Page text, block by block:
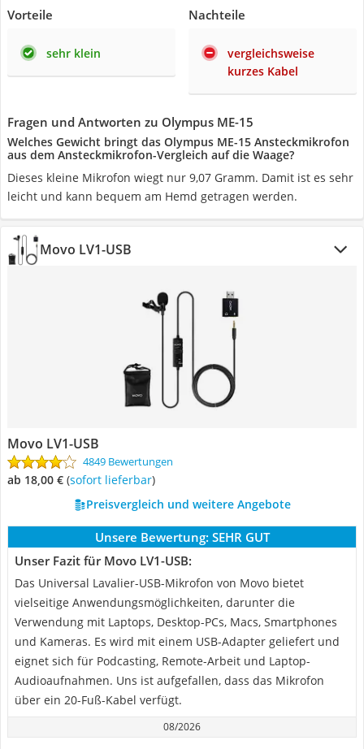
Vorteile
sehr klein
Nachteile
vergleichsweise
kurzes Kabel
Fragen und Antworten zu Olympus ME-15
Welches Gewicht bringt das Olympus ME-15 Ansteckmikrofon
aus dem Ansteckmikrofon-Vergleich auf die Waage?
Dieses kleine Mikrofon wiegt nur 9,07 Gramm. Damit ist es sehr
leicht und kann bequem am Hemd getragen werden.
Movo LV1-USB
Movo LV1-USB
4849 Bewertungen
ab 18,00 € ( Sofort lieferbar)
Preisvergleich und weitere Angebote
Unsere Bewertung: SEHR GUT
Unser Fazit für Movo LV1-USB:
Das Universal Lavalier-USB-Mikrofon von Movo bietet
vielseitige Anwendungsmöglichkeiten, darunter die
Verwendung mit Laptops, Desktop-PCs, Macs, Smartphones
und Kameras. Es wird mit einem USB-Adapter geliefert und
eignet sich für Podcasting, Remote-Arbeit und Laptop-
Audioaufnahmen. Uns ist aufgefallen, dass das Mikrofon
über ein 20-Fuß-Kabel verfügt.
08/2026